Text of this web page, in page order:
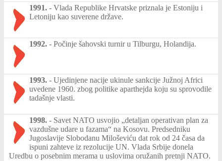
1991. - Vlada Republike Hrvatske priznala je Estoniju i
Letoniju kao suverene države.
1992. - Počinje šahovski turnir u Tilburgu, Holandija.
1993. - Ujedinjene nacije ukinule sankcije Južnoj Africi
uvedene 1960. zbog politike aparthejda koju su sprovodile
tadašnje vlasti.
1998. - Savet NATO usvojio „detaljan operativan plan za
vazdušne udare u fazama“ na Kosovu. Predsedniku
Jugoslavije Slobodanu Miloševiću dat rok od 24 časa da
ispuni zahteve iz rezolucije UN. Vlada Srbije donela
Uredbu o posebnim merama u uslovima oružanih pretnji NATO.